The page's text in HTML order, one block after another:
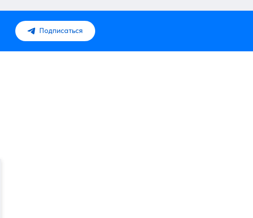
Подписаться